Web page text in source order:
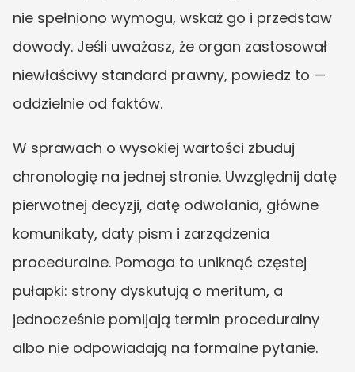
nie spełniono wymogu, wskaż go i przedstaw
dowody. Jeśli uważasz, że organ zastosował
niewłaściwy standard prawny, powiedz to —
oddzielnie od faktów.
W sprawach o wysokiej wartości zbuduj
chronologię na jednej stronie. Uwzględnij datę
pierwotnej decyzji, datę odwołania, główne
komunikaty, daty pism i zarządzenia
proceduralne. Pomaga to uniknąć częstej
pułapki: strony dyskutują o meritum, a
jednocześnie pomijają termin proceduralny
albo nie odpowiadają na formalne pytanie.